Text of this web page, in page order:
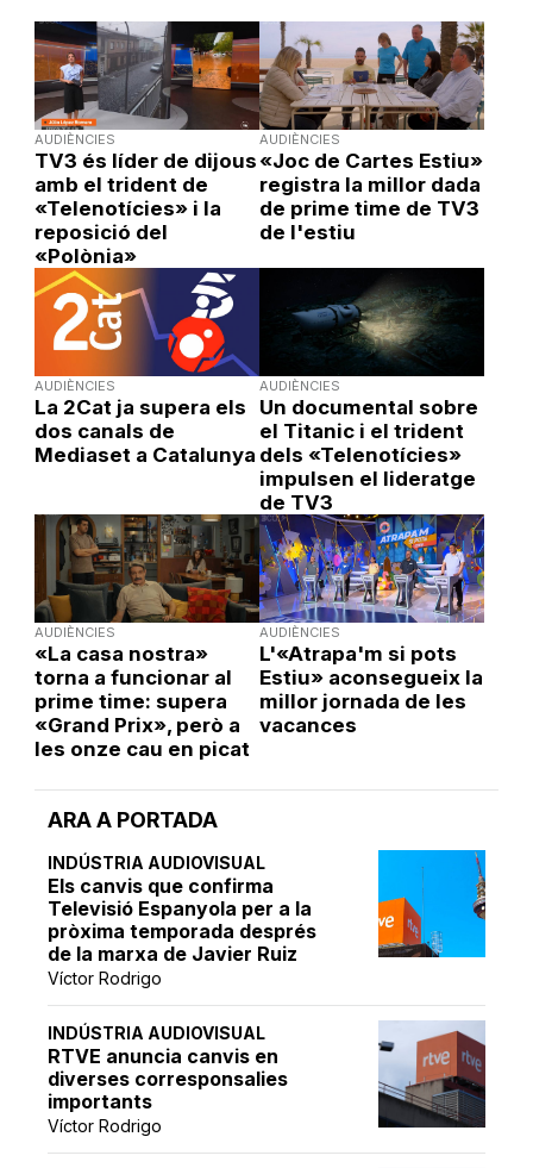
ARA A PORTADA
INDÚSTRIA AUDIOVISUAL
Els canvis que confirma
Televisió Espanyola per a la
pròxima temporada després
de la marxa de Javier Ruiz
Víctor Rodrigo
INDÚSTRIA AUDIOVISUAL
RTVE anuncia canvis en
diverses corresponsalies
importants
Víctor Rodrigo
AUDIÈNCIES
TV3 és líder de dijous
amb el trident de
«Telenotícies» i la
reposició del
«Polònia»
AUDIÈNCIES
«Joc de Cartes Estiu»
registra la millor dada
de prime time de TV3
de l'estiu
AUDIÈNCIES
La 2Cat ja supera els
dos canals de
Mediaset a Catalunya
AUDIÈNCIES
Un documental sobre
el Titanic i el trident
dels «Telenotícies»
impulsen el lideratge
de TV3
AUDIÈNCIES
«La casa nostra»
torna a funcionar al
prime time: supera
«Grand Prix», però a
les onze cau en picat
AUDIÈNCIES
L'«Atrapa'm si pots
Estiu» aconsegueix la
millor jornada de les
vacances